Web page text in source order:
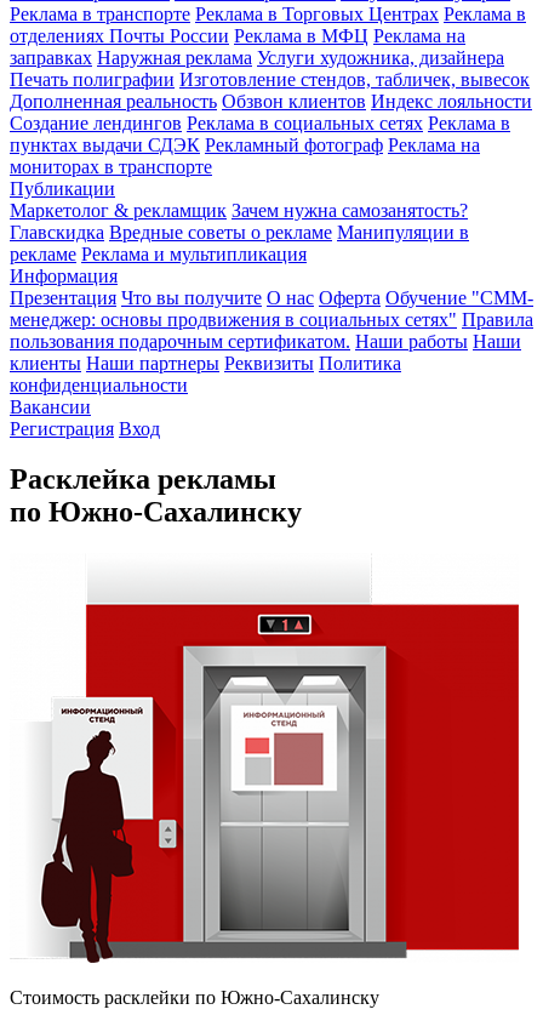
Реклама в транспорте Реклама в Торговых Центрах Реклама в
отделениях Почты России Реклама в МФЦ Реклама на
заправках Наружная реклама Услуги художника, дизайнера
Печать полиграфии Изготовление стендов, табличек, вывесок
Дополненная реальность Обзвон клиентов Индекс лояльности
Создание лендингов Реклама в социальных сетях Реклама в
пунктах выдачи СДЭК Рекламный фотограф Реклама на
мониторах в транспорте
Публикации
Маркетолог & рекламщик Зачем нужна самозанятость?
Главскидка Вредные советы о рекламе Манипуляции в
рекламе Реклама и мультипликация
Информация
Презентация Что вы получите О нас Оферта Обучение "СМM-
менеджер: основы продвижения в социальных сетях" Правила
пользования подарочным сертификатом. Наши работы Наши
клиенты Наши партнеры Реквизиты Политика
конфиденциальности
Вакансии
Регистрация Вход
Расклейка рекламы
по Южно-Сахалинску
Cтоимость расклейки по Южно-Сахалинску